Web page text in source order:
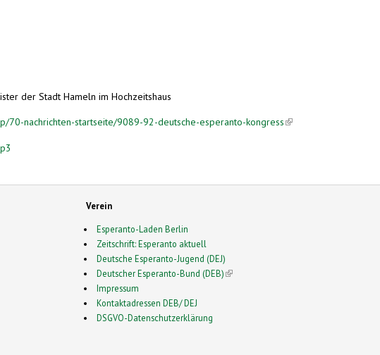
der Stadt Hameln im Hochzeitshaus
70-nachrichten-startseite/9089-92-deutsche-esperanto-kongress(link is external)
Verein
Esperanto-Laden Berlin
Zeitschrift: Esperanto aktuell
Deutsche Esperanto-Jugend (DEJ)
Deutscher Esperanto-Bund (DEB)(link is external)
Impressum
Kontaktadressen DEB/ DEJ
DSGVO-Datenschutzerklärung